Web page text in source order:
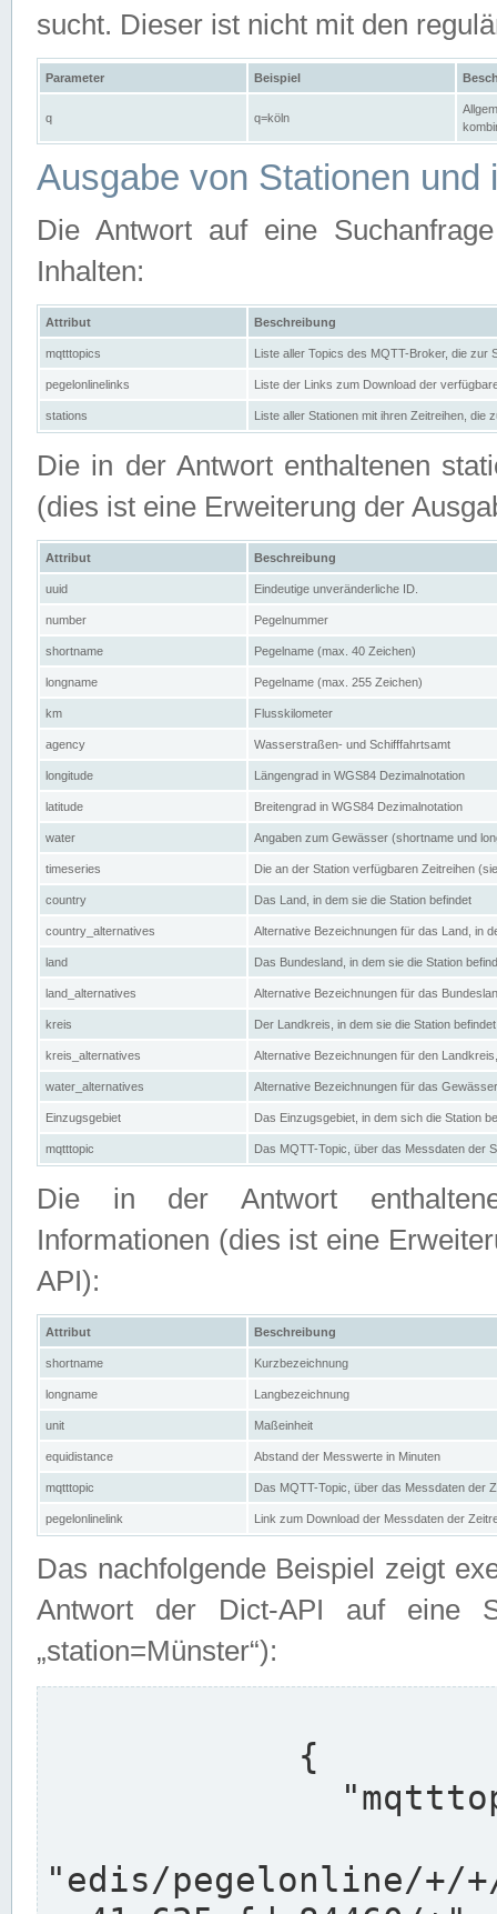
sucht. Dieser ist nicht mit den
Parameter Beispiel
q q=köln
Ausgabe von Stationen und
Die Antwort auf eine
Inhalten:
Attribut Beschreibung
mqtttopics Liste aller Topics des MQTT-Broker, die zur
pegelonlinelinks Liste der Links zum Download der
stations Liste aller Stationen mit ihren Zeitreihen, die
Die in der Antwort enthaltenen
(dies ist eine Erweiterung der
Attribut Beschreibung
uuid Eindeutige unveränderliche ID.
number Pegelnummer
shortname Pegelname (max. 40 Zeichen)
longname Pegelname (max. 255 Zeichen)
km Flusskilometer
agency Wasserstraßen- und Schifffahrtsamt
longitude Längengrad in WGS84 Dezimalnotation
latitude Breitengrad in WGS84 Dezimalnotation
water Angaben zum Gewässer (shortname und
timeseries Die an der Station verfügbaren Zeitreihen
country Das Land, in dem sie die Station befindet
country_alternatives Alternative Bezeichnungen für das Land, in
land Das Bundesland, in dem sie die Station
land_alternatives Alternative Bezeichnungen für das
kreis Der Landkreis, in dem sie die Station befindet
kreis_alternatives Alternative Bezeichnungen für den
water_alternatives Alternative Bezeichnungen für das
Einzugsgebiet Das Einzugsgebiet, in dem sich die Station
mqtttopic Das MQTT-Topic, über das Messdaten der
Die in der Antwort
Informationen (dies ist eine
API):
Attribut Beschreibung
shortname Kurzbezeichnung
longname Langbezeichnung
unit Maßeinheit
equidistance Abstand der Messwerte in Minuten
mqtttopic Das MQTT-Topic, über das Messdaten der
pegelonlinelink Link zum Download der Messdaten der
Das nachfolgende Beispiel zeigt
Antwort der Dict-API auf eine
„station=Münster“):
"edis/pegelonline/+/